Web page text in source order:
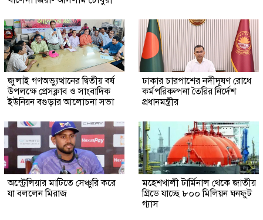
জুলাই গণঅভ্যুত্থানের দ্বিতীয় বর্ষ
উপলক্ষে প্রেসক্লাব ও সাংবাদিক
ইউনিয়ন বগুড়ার আলোচনা সভা
ঢাকার চারপাশের নদীদূষণ রোধে
কর্মপরিকল্পনা তৈরির নির্দেশ
প্রধানমন্ত্রীর
অস্ট্রেলিয়ার মাটিতে সেঞ্চুরি করে
যা বললেন মিরাজ
মহেশখালী টার্মিনাল থেকে জাতীয়
গ্রিডে যাচ্ছে ৮০০ মিলিয়ন ঘনফুট
গ্যাস